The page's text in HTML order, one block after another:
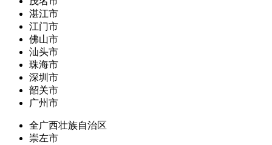
湛江市
江门市
佛山市
汕头市
珠海市
深圳市
韶关市
广州市
全广西壮族自治区
崇左市